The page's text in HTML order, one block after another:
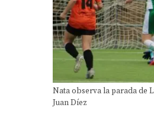
Nata observa la parada de
Juan Díez